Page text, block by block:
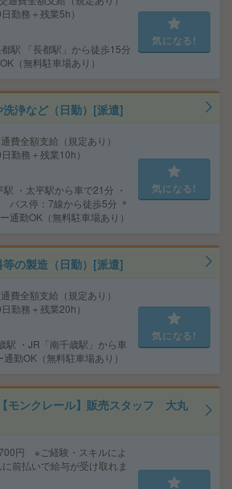
勤務＋残業5h）
駅 「長都駅」から徒歩15分
（無料駐車場あり）
気になる!
浄など（日勤）[派遣]
費全額支給（規定あり）
勤務＋残業10h）
・太平駅から車で21分 ・
ス停：7線から徒歩5分 ＊
通勤OK（無料駐車場あり）
気になる!
の製造（日勤）[派遣]
費全額支給（規定あり）
勤務＋残業20h）
駅 ・JR「南千歳駅」から車
勤OK（無料駐車場あり）
気になる!
モンクレール】販売スタッフ 大丸
円 ※ご経験・スキルによ
前払いで給与が受け取れま